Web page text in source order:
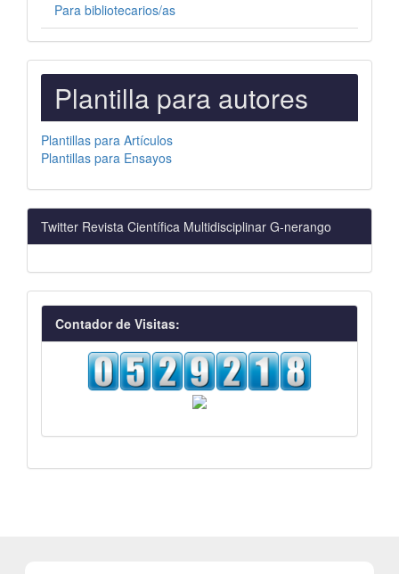
Para bibliotecarios/as
PLANTILLAS
PARA
AUTORES
Plantilla para autores
Plantillas para Artículos
Plantillas para Ensayos
Twitter Revista Científica Multidisciplinar G-nerango
visitas
Contador de Visitas: